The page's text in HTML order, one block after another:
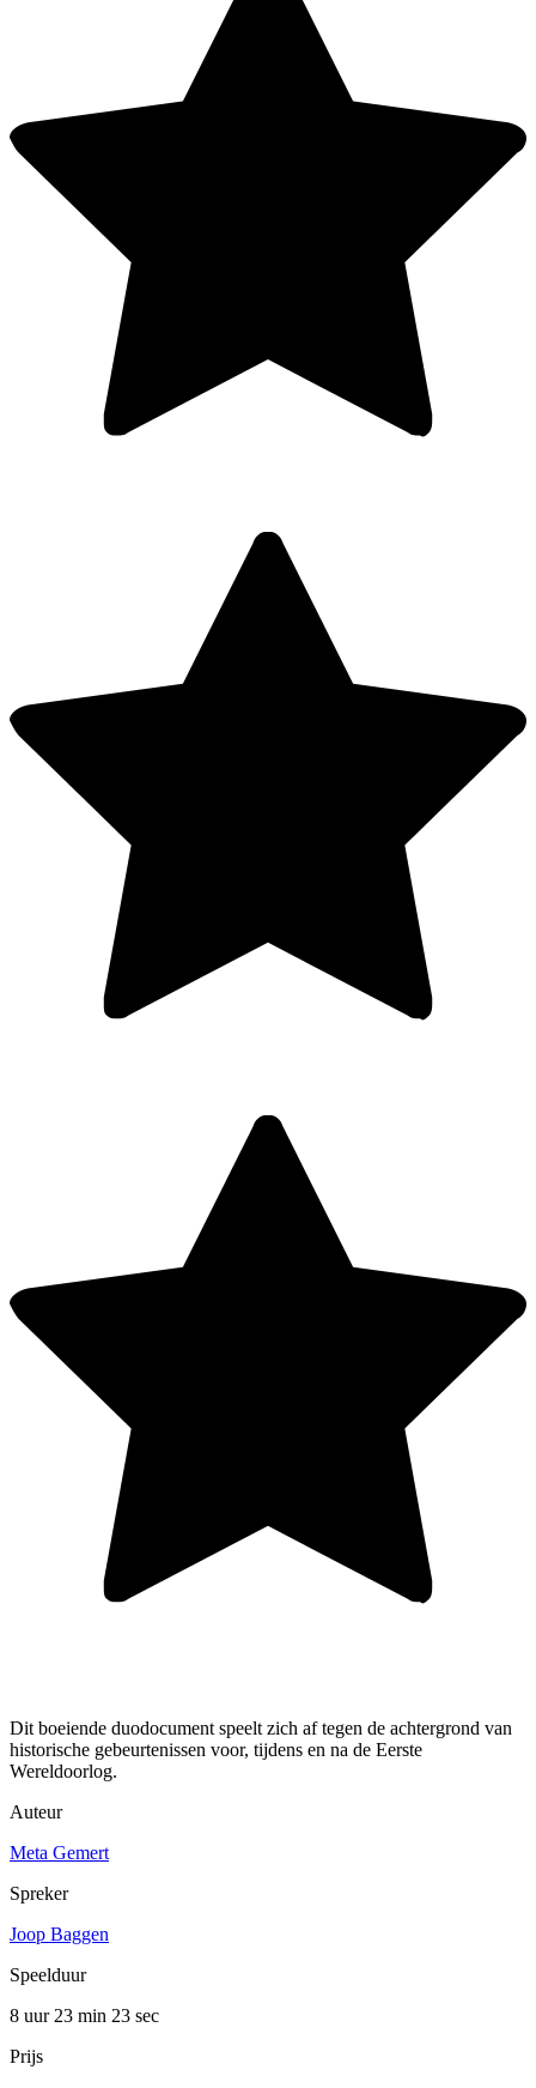
Dit boeiende duodocument speelt zich af tegen de achtergrond van
historische gebeurtenissen voor, tijdens en na de Eerste
Wereldoorlog.
Auteur
Meta Gemert
Spreker
Joop Baggen
Speelduur
8 uur 23 min 23 sec
Prijs